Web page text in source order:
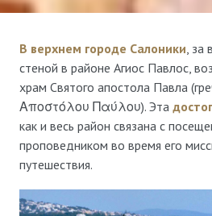
В верхнем городе Салоники ,
стеной в районе Агиос Павлос,
храм Святого апостола Павла
Αποστόλου Παύλου). Эта
как и весь район связана с
проповедником во время его
путешествия.